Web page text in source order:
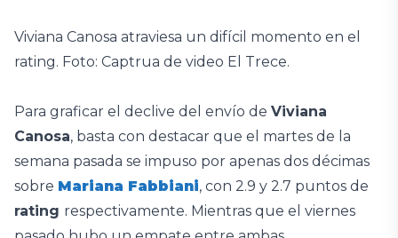
Viviana Canosa atraviesa un difícil momento en el
rating. Foto: Captrua de video El Trece.
Para graficar el declive del envío de Viviana
Canosa, basta con destacar que el martes de la
semana pasada se impuso por apenas dos décimas
sobre Mariana Fabbiani, con 2.9 y 2.7 puntos de
rating respectivamente. Mientras que el viernes